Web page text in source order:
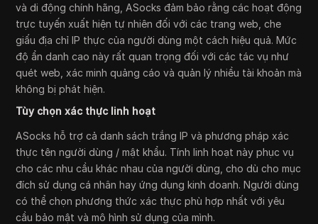
và di động chính hãng, ASocks đảm bảo rằng các hoạt động
trực tuyến xuất hiện tự nhiên đối với các trang web, che
giấu địa chỉ IP thực của người dùng một cách hiệu quả. Mức
độ ẩn danh cao này rất quan trọng đối với các tác vụ như
quét web, xác minh quảng cáo và quản lý nhiều tài khoản mà
không bị phát hiện.
Tùy chọn xác thực linh hoạt
ASocks hỗ trợ cả danh sách trắng IP và phương pháp xác
thực tên người dùng / mật khẩu. Tính linh hoạt này phục vụ
cho các nhu cầu khác nhau của người dùng, cho dù cho mục
đích sử dụng cá nhân hay ứng dụng kinh doanh. Người dùng
có thể chọn phương thức xác thực phù hợp nhất với yêu
cầu bảo mật và mô hình sử dụng của mình.